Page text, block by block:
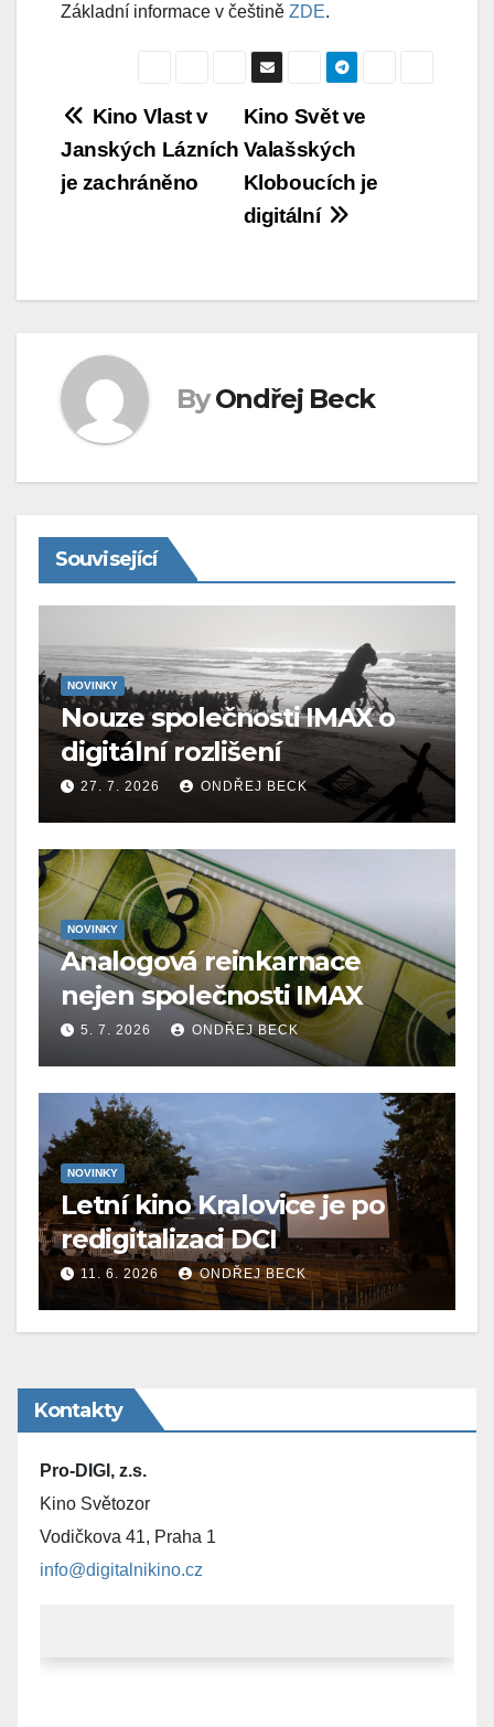
Základní informace v češtině ZDE.
Navigace
pro
Kino Svět ve
Valašských
Kloboucích je
digitální
Kino Vlast v
Janských Lázních
je zachráněno
By Ondřej Beck
Související
NOVINKY
Nouze společnosti IMAX o
digitální rozlišení
27. 7. 2026 ONDŘEJ BECK
NOVINKY
Analogová reinkarnace
nejen společnosti IMAX
5. 7. 2026 ONDŘEJ BECK
NOVINKY
Letní kino Kralovice je po
redigitalizaci DCI
11. 6. 2026 ONDŘEJ BECK
Kontakty
Pro-DIGI, z.s.
Kino Světozor
Vodičkova 41, Praha 1
info@digitalnikino.cz